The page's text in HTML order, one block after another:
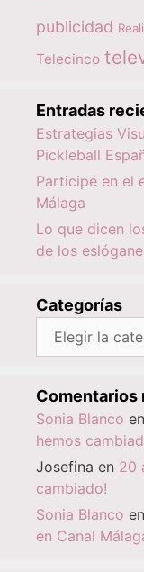
publicidad
Telecinco
Entradas
Estrategias
Pickleball
Participé en el
Málaga
Lo que dicen
de los
Categorías
Comentarios
Sonia Blanco en
hemos
Josefina en 20
cambiado!
Sonia Blanco en
en Canal